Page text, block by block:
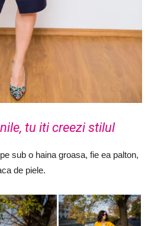
tu iti creezi stilul
sub o haina groasa, fie ea palton,
de piele.